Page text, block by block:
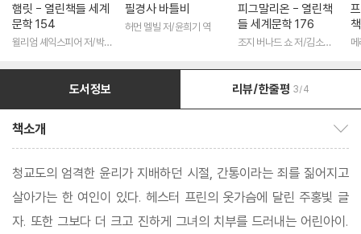
햄릿 - 열린책들 세계
문학 154
윌리엄 셰익스피어 저/박우
필경사 바틀비
허먼 멜빌 저/윤희기 역
피그말리온 - 열린책
들 세계문학 176
조지 버나드 쇼 저/김소임
도서정보 리뷰/한줄평 3/4
책소개
청교도의 엄격한 윤리가 지배하던 시절, 간통이라는 죄를 짊어지고
살아가는 한 여인이 있다. 헤스터 프린의 옷가슴에 달린 주홍빛 글
자. 또한 그보다 더 크고 진하게 그녀의 치부를 드러내는 어린아이.